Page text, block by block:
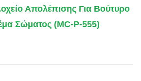
Απολέπισης Για Βούτυρο
Σώματος (MC-P-555)